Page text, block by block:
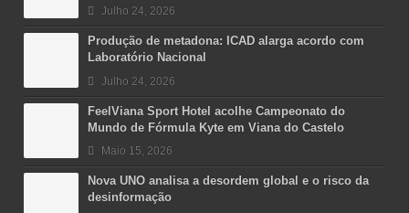
Julho 24, 2026
Produção de metadona: ICAD alarga acordo com
Laboratório Nacional
Julho 24, 2026
FeelViana Sport Hotel acolhe Campeonato do
Mundo de Fórmula Kyte em Viana do Castelo
Maio 15, 2026
Nova UNO analisa a desordem global e o risco da
desinformação